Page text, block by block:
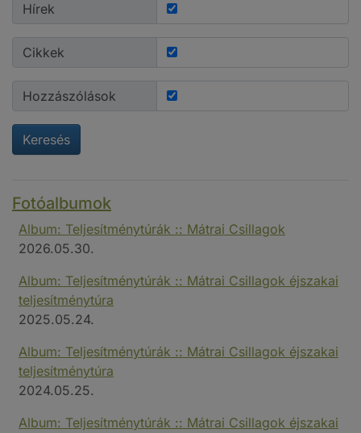
Hírek
Cikkek
Hozzászólások
Keresés
Fotóalbumok
Album: Teljesítménytúrák :: Mátrai Csillagok
2026.05.30.
Album: Teljesítménytúrák :: Mátrai Csillagok éjszakai
teljesítménytúra
2025.05.24.
Album: Teljesítménytúrák :: Mátrai Csillagok éjszakai
teljesítménytúra
2024.05.25.
Album: Teljesítménytúrák :: Mátrai Csillagok éjszakai